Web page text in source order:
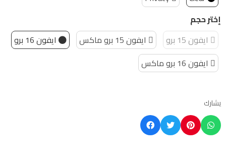
إختر حجم
ايفون 15 برو
ايفون 15 برو ماكس
ايفون 16 برو
ايفون 16 برو ماكس
يشارك